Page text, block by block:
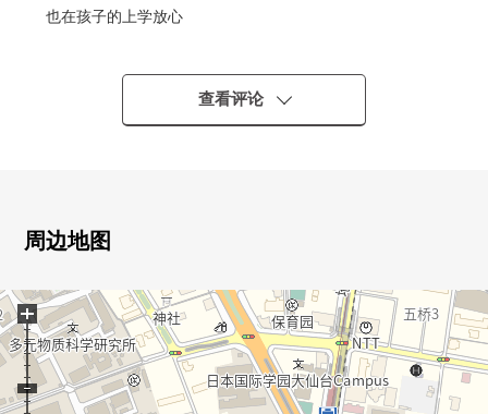
也在孩子的上学放心
0近邻超市步行1分钟的便利性的高的位置
0室内翻新履历有(2012年12月完毕已经)
0整体卫浴交换0热水器交换0组合厨房交换0草席面替换0地
○仙台市立野市镇小学步行4分钟的约280m
○SEIYU五桥商店步行1分钟的约40m
○Lawson仙台五桥份店步行4分钟的约300m
○TSURUHA药品仙台野市镇商店步行7分钟的约540m
○五桥公园步行8分钟的约590m
○仙台中央邮局步行9分钟的约660m
查看评论
周边地图
+